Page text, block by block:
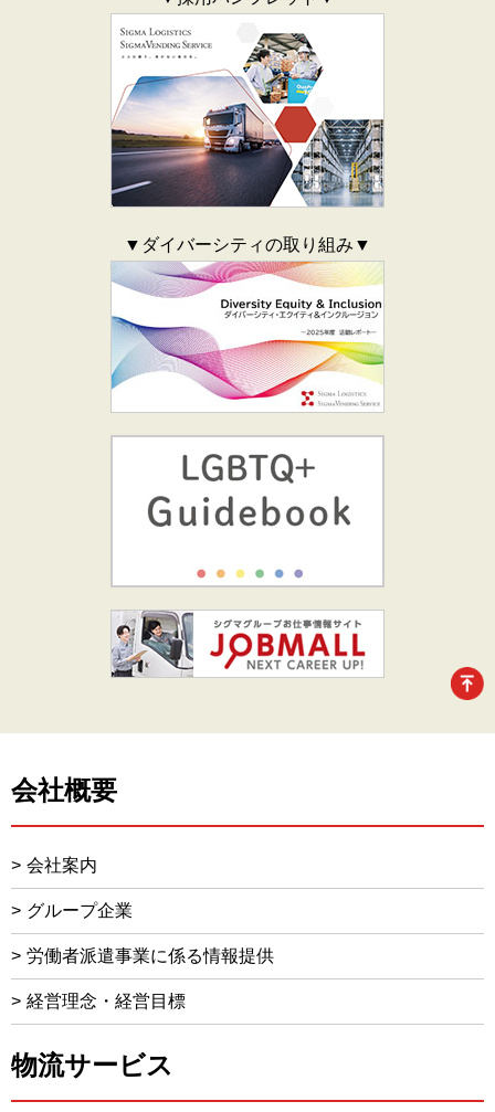
▼ダイバーシティの取り組み▼
会社概要
会社案内
グループ企業
労働者派遣事業に係る情報提供
経営理念・経営目標
物流サービス